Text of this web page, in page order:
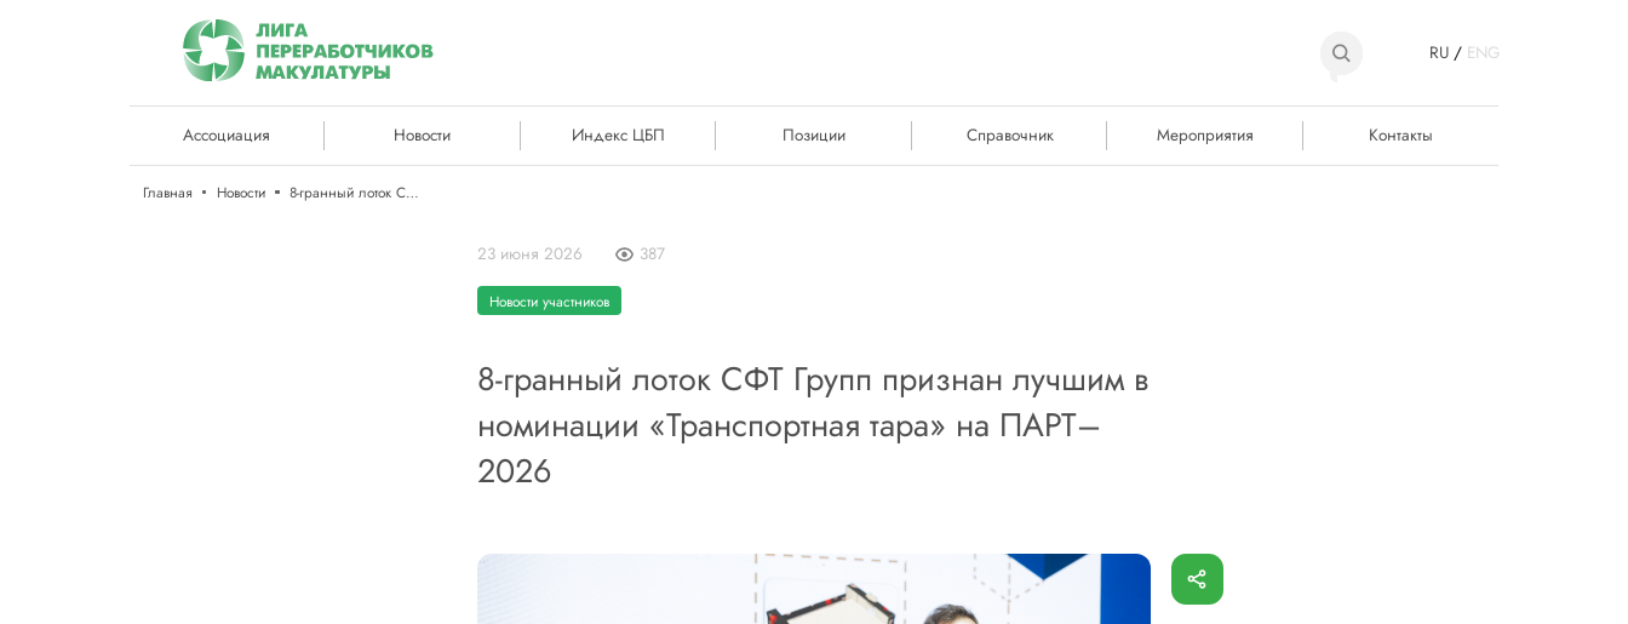
RU/ ENG
Ассоциация Новости Индекс ЦБП Позиции Справочник Мероприятия Контакты
Главная Новости 8-гранный лоток СФТ Групп признан лучшим в номинации «Транспортная тара» на ПАРТ–2026
23 июня 2026 387
Новости участников
8-гранный лоток СФТ Групп признан лучшим в
номинации «Транспортная тара» на ПАРТ–
2026